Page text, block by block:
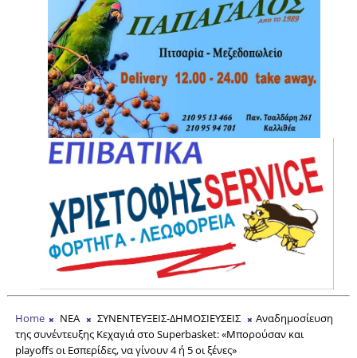
Home ΝΕΑ ΣΥΝΕΝΤΕΥΞΕΙΣ-ΔΗΜΟΣΙΕΥΣΕΙΣ
Αναδημοσίευση
της συνέντευξης Κεχαγιά στο Superbasket: «Μπορούσαν και
playoffs οι Εσπερίδες, να γίνουν 4 ή 5 οι ξένες»